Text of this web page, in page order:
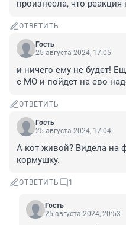
произнесла, что
ОТВЕТИТЬ
Гость
25 августа 2024, 17:05
и ничего ему не будет!
с МО и пойдет на сво
ОТВЕТИТЬ
Гость
25 августа 2024, 17:04
А кот живой? Видела на
кормушку.
ОТВЕТИТЬ 1
Гость
25 августа 2024, 20:53